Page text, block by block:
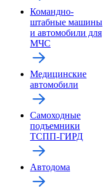
Командно-
штабные машины
и автомобили для
МЧС
Медицинские
автомобили
Самоходные
подъемники
ТСПП-ГИРД
Автодома